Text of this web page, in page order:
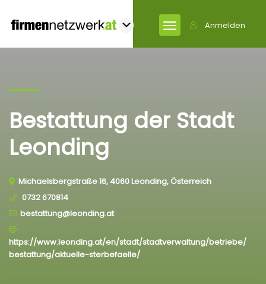
Anmelden
Bestattung der Stadt
Leonding
Michaelsbergstraße 16, 4060 Leonding, Österreich
0732 670814
bestattung@leonding.at
https://www.leonding.at/en/stadt/stadtverwaltung/betriebe/
bestattung/aktuelle-sterbefaelle/